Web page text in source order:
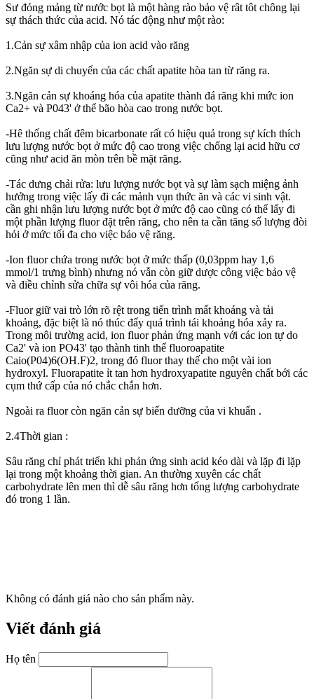
Sư đỏng mảng từ nước bọt là một hàng rào bảo vệ rât tôt chông lại
sự thách thức của acid. Nó tác động như một rào:
1.Cản sự xâm nhập của ion acid vào răng
2.Ngăn sự di chuyển của các chất apatite hòa tan từ răng ra.
3.Ngăn cản sự khoáng hóa của apatite thành đá răng khi mức ion
Ca2+ và P043' ở thể bão hòa cao trong nước bọt.
-Hê thống chất đêm bicarbonate rất có hiệu quả trong sự kích thích
lưu lượng nước bọt ở mức độ cao trong việc chống lại acid hữu cơ
cũng như acid ăn mòn trên bề mặt răng.
-Tác dưng chải rửa: lưu lượng nước bọt và sự làm sạch miệng ảnh
hưởng trong việc lấy đi các mảnh vụn thức ăn và các vi sinh vật.
cần ghi nhận lưu lượng nước bọt ở mức độ cao cũng có thể lấy đi
một phần lượng fluor đặt trên răng, cho nên ta cần tăng số lượng đòi
hỏi ở mức tối đa cho việc bảo vệ răng.
-Ion fluor chứa trong nước bọt ở mức thấp (0,03ppm hay 1,6
mmol/1 trưng bình) nhưng nó vẫn còn giữ dược công việc bảo vệ
và điều chỉnh sửa chữa sự vôi hóa của răng.
-Fluor giữ vai trò lớn rõ rệt trong tiến trình mất khoáng và tải
khoảng, đặc biệt là nó thúc đẩy quá trình tái khoảng hóa xảy ra.
Trong môi trường acid, ion fluor phản ứng mạnh với các ion tự do
Ca2' và ion PO43' tạo thành tinh thể fluoroapatite
Caio(P04)6(OH.F)2, trong đó fluor thay thế cho một vài ion
hydroxyl. Fluorapatite ỉt tan hơn hydroxyapatite nguyên chất bới các
cụm thứ cấp của nó chắc chắn hơn.
Ngoài ra fluor còn ngăn cản sự biến dưỡng của vi khuẩn .
2.4Thời gian :
Sâu răng chỉ phát triển khi phản ứng sinh acid kéo dài và lặp đi lặp
lại trong một khoảng thời gian. An thường xuyên các chất
carbohydrate lên men thì dễ sâu răng hơn tổng lượng carbohydrate
đó trong 1 lần.
Không có đánh giá nào cho sản phẩm này.
Viết đánh giá
Họ tên